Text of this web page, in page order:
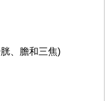
、膽和三焦)